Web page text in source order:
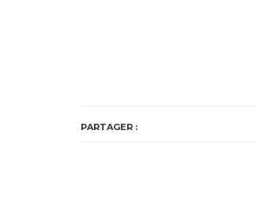
PARTAGER :